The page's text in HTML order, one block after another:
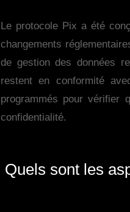
Le protocole Pix a été
changements
de gestion des données
restent en conformité
programmés pour vérifier
confidentialité.
Quels sont les